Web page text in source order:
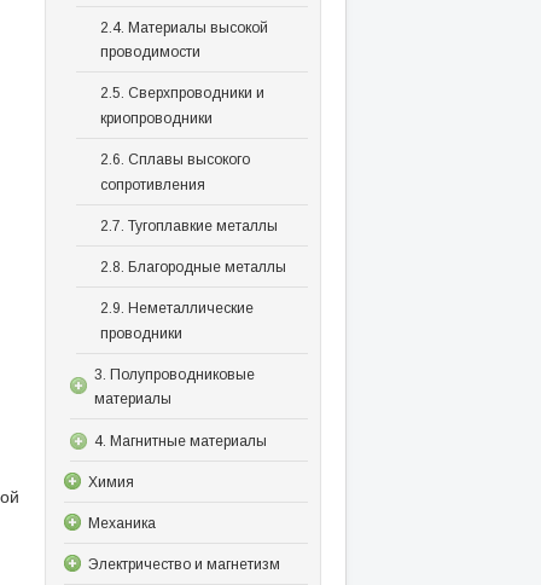
2.4. Материалы высокой
проводимости
2.5. Сверхпроводники и
криопроводники
2.6. Сплавы высокого
сопротивления
2.7. Тугоплавкие металлы
2.8. Благородные металлы
2.9. Неметаллические
проводники
3. Полупроводниковые
материалы
4. Магнитные материалы
Химия
Механика
Электричество и магнетизм